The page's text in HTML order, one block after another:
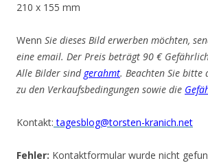
210 x 155 mm
Wenn Sie dieses Bild erwerben möchten,
eine email. Der Preis beträgt 90 €
Alle Bilder sind gerahmt. Beachten Sie
zu den Verkaufsbedingungen sowie die
Kontakt: tagesblog@torsten-kranich.net
Fehler: Kontaktformular wurde nicht